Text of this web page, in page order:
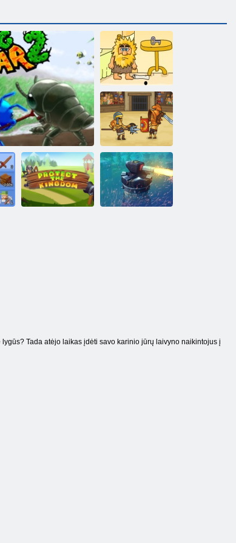
Adomas ir Ieva
3
Dievai Arenoje
Tada atėjo laikas įdėti savo karinio jūrų laivyno naikintojus į